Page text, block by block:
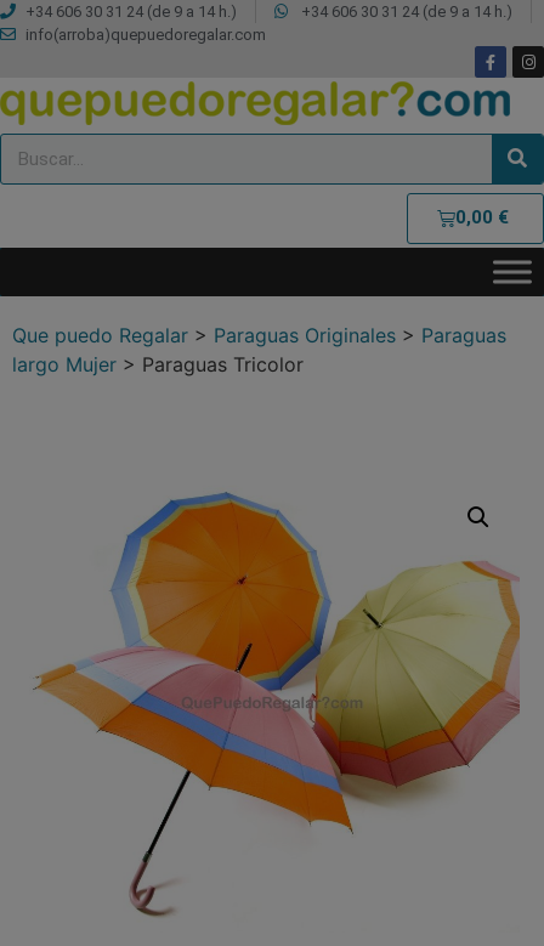
+34 606 30 31 24 (de 9 a 14 h.)
+34 606 30 31 24 (de 9 a 14 h.)
info(arroba)quepuedoregalar.com
0,00 €
Que puedo Regalar > Paraguas Originales > Paraguas
largo Mujer > Paraguas Tricolor